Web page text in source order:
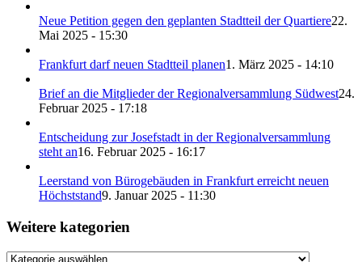
Neue Petition gegen den geplanten Stadtteil der Quartiere22.
Mai 2025 - 15:30
Frankfurt darf neuen Stadtteil planen1. März 2025 - 14:10
Brief an die Mitglieder der Regionalversammlung Südwest24.
Februar 2025 - 17:18
Entscheidung zur Josefstadt in der Regionalversammlung
steht an16. Februar 2025 - 16:17
Leerstand von Bürogebäuden in Frankfurt erreicht neuen
Höchststand9. Januar 2025 - 11:30
Weitere kategorien
Weitere